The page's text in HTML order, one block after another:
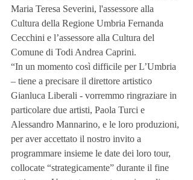
Maria Teresa Severini, l'assessore alla
Cultura della Regione Umbria Fernanda
Cecchini e l’assessore alla Cultura del
Comune di Todi Andrea Caprini.
“In un momento così difficile per L’Umbria
– tiene a precisare il direttore artistico
Gianluca Liberali - vorremmo ringraziare in
particolare due artisti, Paola Turci e
Alessandro Mannarino, e le loro produzioni,
per aver accettato il nostro invito a
programmare insieme le date dei loro tour,
collocate “strategicamente” durante il fine